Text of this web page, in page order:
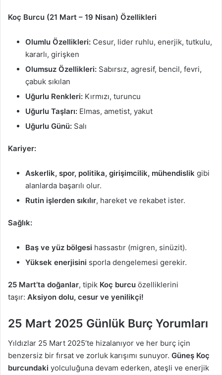
Koç Burcu (21 Mart – 19 Nisan) Özellikleri
Olumlu Özellikleri: Cesur, lider ruhlu, enerjik, tutkulu,
kararlı, girişken
Olumsuz Özellikleri: Sabırsız, agresif, bencil, fevri,
çabuk sıkılan
Uğurlu Renkleri: Kırmızı, turuncu
Uğurlu Taşları: Elmas, ametist, yakut
Uğurlu Günü: Salı
Kariyer:
Askerlik, spor, politika, girişimcilik, mühendislik gibi
alanlarda başarılı olur.
Rutin işlerden sıkılır, hareket ve rekabet ister.
Sağlık:
Baş ve yüz bölgesi hassastır (migren, sinüzit).
Yüksek enerjisini sporla dengelemesi gerekir.
25 Mart’ta doğanlar, tipik Koç burcu özelliklerini
taşır: Aksiyon dolu, cesur ve yenilikçi!
25 Mart 2025 Günlük Burç Yorumları
Yıldızlar 25 Mart 2025’te hizalanıyor ve her burç için
benzersiz bir fırsat ve zorluk karışımı sunuyor. Güneş Koç
burcundaki yolculuğuna devam ederken, ateşli ve enerjik